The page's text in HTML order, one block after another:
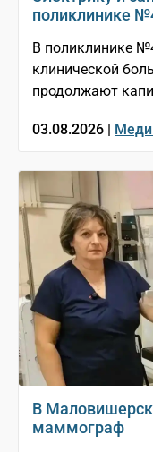
поликлинике
В поликлинике
клинической
продолжают
03.08.2026 |
В
маммограф